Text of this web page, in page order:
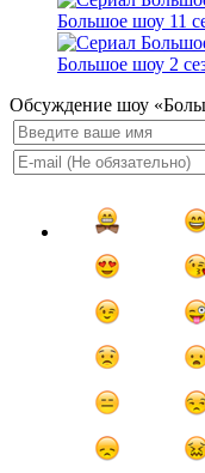
Большое шоу 11
Большое шоу 2
Обсуждение шоу